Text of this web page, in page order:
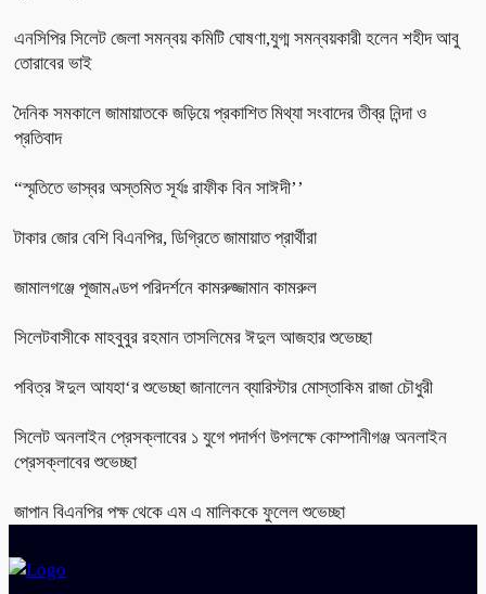
এনসিপির সিলেট জেলা সমন্বয় কমিটি ঘোষণা,যুগ্ম সমন্বয়কারী হলেন শহীদ আবু
তোরাবের ভাই
দৈনিক সমকালে জামায়াতকে জড়িয়ে প্রকাশিত মিথ্যা সংবাদের তীব্র নিন্দা ও
প্রতিবাদ
“স্মৃতিতে ভাস্বর অস্তমিত সূর্যঃ রাফীক বিন সাঈদী’’
টাকার জোর বেশি বিএনপির, ডিগ্রিতে জামায়াত প্রার্থীরা
জামালগঞ্জে পূজামণ্ডপ পরিদর্শনে কামরুজ্জামান কামরুল
সিলেটবাসীকে মাহবুবুর রহমান তাসলিমের ঈদুল আজহার শুভেচ্ছা
পবিত্র ঈদুল আযহা‘র শুভেচ্ছা জানালেন ব্যারিস্টার মোস্তাকিম রাজা চৌধুরী
সিলেট অনলাইন প্রেসক্লাবের ১ যুগে পদার্পণ উপলক্ষে কোম্পানীগঞ্জ অনলাইন
প্রেসক্লাবের শুভেচ্ছা
জাপান বিএনপির পক্ষ থেকে এম এ মালিককে ফুলেল শুভেচ্ছা